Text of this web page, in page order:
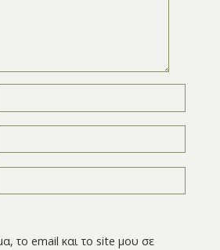
το email και το site μου σε